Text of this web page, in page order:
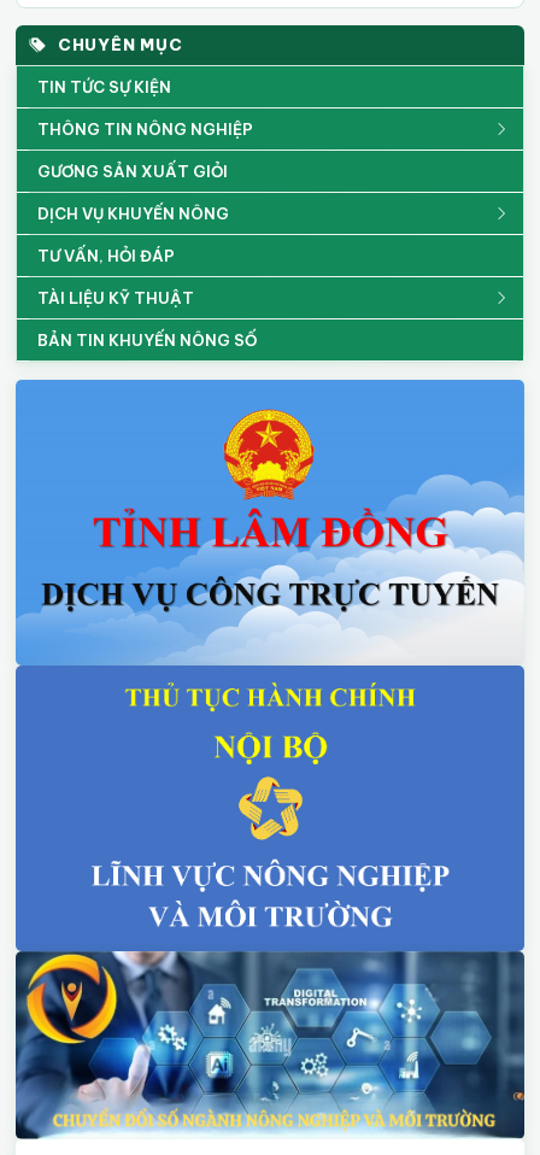
CHUYÊN MỤC
TIN TỨC SỰ KIỆN
THÔNG TIN NÔNG NGHIỆP
GƯƠNG SẢN XUẤT GIỎI
DỊCH VỤ KHUYẾN NÔNG
TƯ VẤN, HỎI ĐÁP
TÀI LIỆU KỸ THUẬT
BẢN TIN KHUYẾN NÔNG SỐ